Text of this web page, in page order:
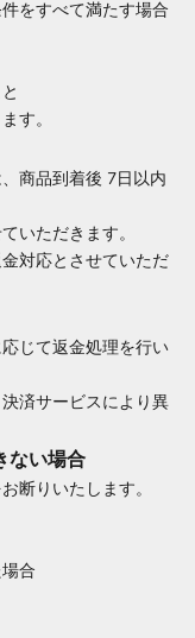
をすべて満たす場合
す。
商品到着後 7日以内
いただきます。
対応とさせていただ
じて返金処理を行い
済サービスにより異
ない場合
断りいたします。
合